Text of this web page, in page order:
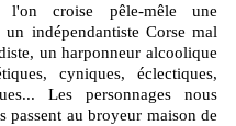
croise pêle-mêle une
indépendantiste Corse mal
un harponneur alcoolique
cyniques, éclectiques,
Les personnages nous
passent au broyeur maison de